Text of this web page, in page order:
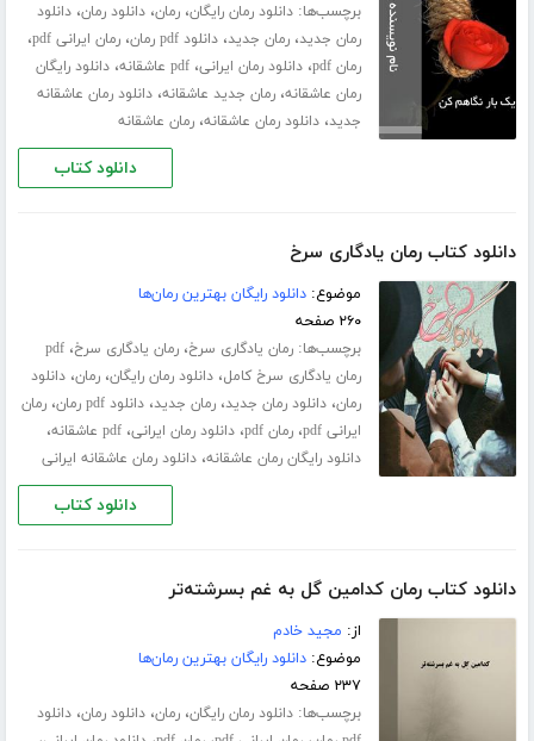
برچسب‌ها:دانلود رمان رایگان،رمان،دانلود رمان،دانلود
رمان جدید،رمان جدید،دانلود pdf رمان ،رمان ایرانی pdf ،
رمان pdf ،دانلود رمان ایرانی،pdf عاشقانه ،دانلود رایگان
رمان عاشقانه،رمان جدید عاشقانه،دانلود رمان عاشقانه
جدید،دانلود رمان عاشقانه،رمان عاشقانه
دانلود کتاب
دانلود کتاب رمان یادگاری سرخ
موضوع:دانلود رایگان بهترین رمان‌ها
۲۶۰ صفحه
برچسب‌ها:رمان یادگاری سرخ،رمان یادگاری سرخ،pdf
رمان یادگاری سرخ کامل،دانلود رمان رایگان،رمان،دانلود
رمان،دانلود رمان جدید،رمان جدید،دانلود pdf رمان ،رمان
ایرانی pdf
،رمان pdf ،دانلود رمان ایرانی،pdf عاشقانه ،
دانلود رایگان رمان عاشقانه،دانلود رمان عاشقانه ایرانی
دانلود کتاب
دانلود کتاب رمان کدامین گل به غم بسرشته‌تر
از: مجید خادم
موضوع:دانلود رایگان بهترین رمان‌ها
۲۳۷ صفحه
برچسب‌ها:دانلود رمان رایگان،رمان،دانلود رمان،دانلود